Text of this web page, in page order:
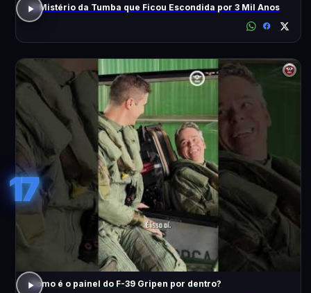
O Mistério da Tumba que Ficou Escondida por 3 Mil Anos
17
Como é o painel do F-39 Gripen por dentro?